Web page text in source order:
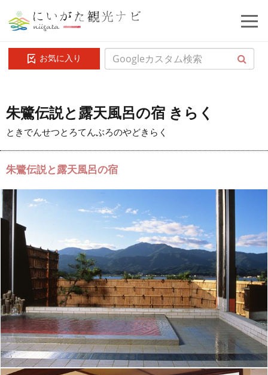
お気に入り
朱鷺伝説と露天風呂の宿 きらく
ときでんせつとろてんぶろのやどきらく
朱鷺伝説と露天風呂の宿